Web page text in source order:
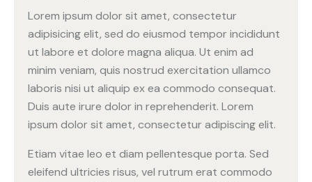
Lorem ipsum dolor sit amet, consectetur
adipisicing elit, sed do eiusmod tempor incididunt
ut labore et dolore magna aliqua. Ut enim ad
minim veniam, quis nostrud exercitation ullamco
laboris nisi ut aliquip ex ea commodo consequat.
Duis aute irure dolor in reprehenderit. Lorem
ipsum dolor sit amet, consectetur adipiscing elit.
Etiam vitae leo et diam pellentesque porta. Sed
eleifend ultricies risus, vel rutrum erat commodo